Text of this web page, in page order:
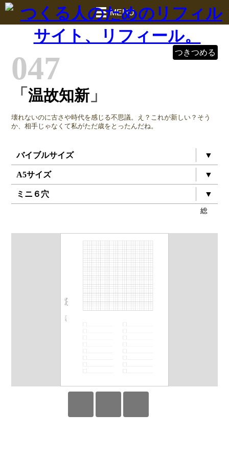
MENU
つきつめる
047
「温故知新 」
壊れないのに古さや時代を感じる不思議。え？これが新しい？そう
か、相手じゃなくて私がただ歳をとったんだね。
バイブルサイズ ▼
A5サイズ ▼
ミニ６穴 ▼
総